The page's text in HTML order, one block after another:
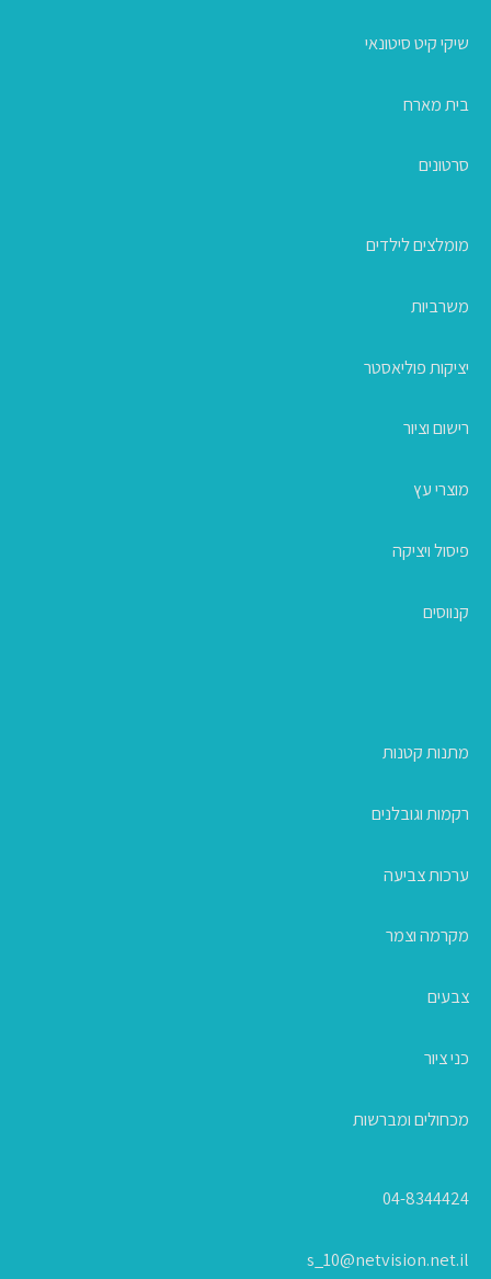
שיקי קיט סיטונאי
בית מארח
סרטונים
מומלצים לילדים
משרביות
יציקות פוליאסטר
רישום וציור
מוצרי עץ
פיסול ויציקה
קנווסים
מתנות קטנות
רקמות וגובלנים
ערכות צביעה
מקרמה וצמר
צבעים
כני ציור
מכחולים ומברשות
04-8344424
s_10@netvision.net.il